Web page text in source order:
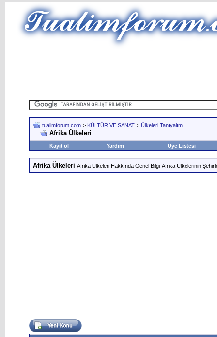
tualimforum.com > KÜLTÜR VE SANAT > Ülkeleri Tanıyalım
Afrika Ülkeleri
Kayıt ol Yardım Üye Listesi
Afrika Ülkeleri Afrika Ülkeleri Hakkında Genel Bilgi-Afrika Ülkelerinin